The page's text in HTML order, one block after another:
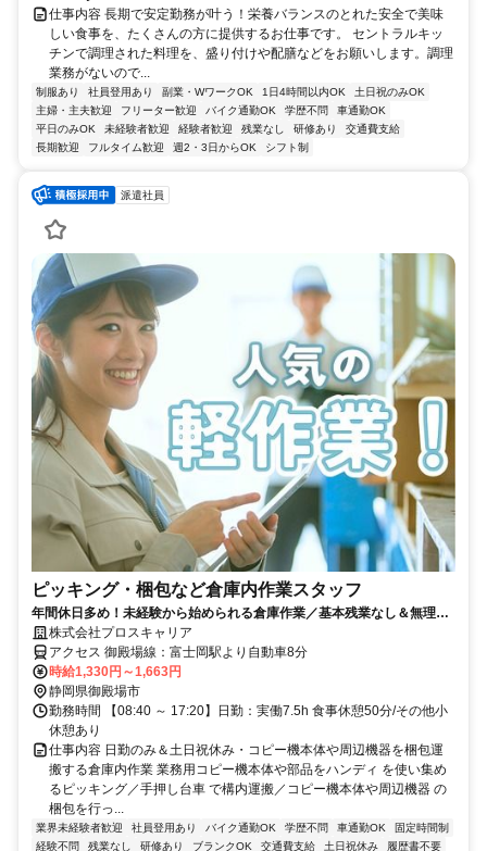
仕事内容 長期で安定勤務が叶う！栄養バランスのとれた安全で美味
しい食事を、たくさんの方に提供するお仕事です。 セントラルキッ
チンで調理された料理を、盛り付けや配膳などをお願いします。調理
業務がないので...
制服あり 社員登用あり 副業・WワークOK 1日4時間以内OK
土日祝のみOK
主婦・主夫歓迎
フリーター歓迎 バイク通勤OK 学歴不問
車通勤OK
平日のみOK
未経験者歓迎 経験者歓迎 残業なし 研修あり
交通費支給
長期歓迎
フルタイム歓迎 週2・3日からOK シフト制
派遣社員
ピッキング・梱包など倉庫内作業スタッフ
年間休日多め！未経験から始められる倉庫作業／基本残業なし＆無理な
く長期安定で就労可能です
株式会社プロスキャリア
アクセス 御殿場線：富士岡駅より自動車8分
時給1,330円～1,663円
静岡県御殿場市
勤務時間 【08:40 ～ 17:20】日勤：実働7.5h 食事休憩50分/その他小
休憩あり
仕事内容 日勤のみ＆土日祝休み・コピー機本体や周辺機器を梱包運
搬する倉庫内作業 業務用コピー機本体や部品をハンディ を使い集め
るピッキング／手押し台車 で構内運搬／コピー機本体や周辺機器 の
梱包を行っ...
業界未経験者歓迎 社員登用あり バイク通勤OK 学歴不問 車通勤OK
固定時間制
経験不問
残業なし 研修あり ブランクOK 交通費支給 土日祝休み
履歴書不要